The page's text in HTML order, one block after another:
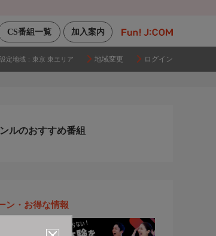
加入案内
CS番組一覧
設定地域： 東京 東エリア 地域変更 ログイン
ルのおすすめ番組
ン・お得な情報